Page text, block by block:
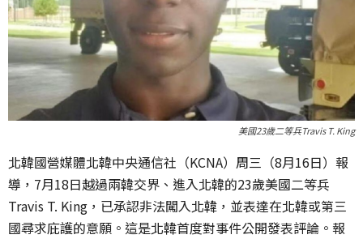
美國23歲二等兵Travis T. King
北韓國營媒體北韓中央通信社（KCNA）周三（8月16日）報
導，7月18日越過兩韓交界、進入北韓的23歲美國二等兵
Travis T. King，已承認非法闖入北韓，並表達在北韓或第三
國尋求庇護的意願。這是北韓首度對事件公開發表評論。報